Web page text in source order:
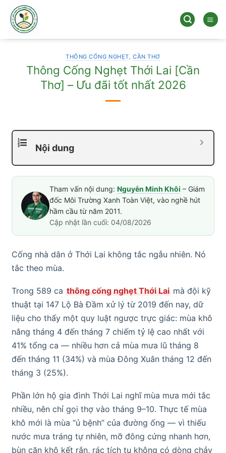
qua
dung
THÔNG CỐNG NGHẸT,CẦN THƠ
Thông Cống Nghẹt Thới Lai [Cần
Thơ] – Ưu đãi tốt nhất 2026
Nội dung
Tham vấn nội dung: Nguyễn Minh Khôi – Giám
đốc Môi Trường Xanh Toàn Việt, vào nghề hút
hầm cầu từ năm 2011.
Cập nhật lần cuối: 04/08/2026
Cống nhà dân ở Thới Lai không tắc ngẫu nhiên. Nó
tắc theo mùa.
Trong 589 ca thông cống nghẹt Thới Lai mà đội kỹ
thuật tại 147 Lộ Bà Đầm xử lý từ 2019 đến nay, dữ
liệu cho thấy một quy luật ngược trực giác: mùa khô
nắng tháng 4 đến tháng 7 chiếm tỷ lệ cao nhất với
41% tổng ca — nhiều hơn cả mùa mưa lũ tháng 8
đến tháng 11 (34%) và mùa Đông Xuân tháng 12 đến
tháng 3 (25%).
Phần lớn hộ gia đình Thới Lai nghĩ mùa mưa mới tắc
nhiều, nên chỉ gọi thợ vào tháng 9–10. Thực tế mùa
khô mới là mùa “ủ bệnh” của đường ống — vì thiếu
nước mưa tráng tự nhiên, mỡ đông cứng nhanh hơn,
bùn cặn khô kết rắn, rác tích tụ không có dòng chảy